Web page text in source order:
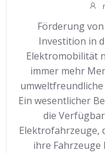
Förderung
Investition in
Elektromobilität
immer mehr
Ein wesentlicher
die
Elektrofahrzeuge,
ihre Fahrzeuge